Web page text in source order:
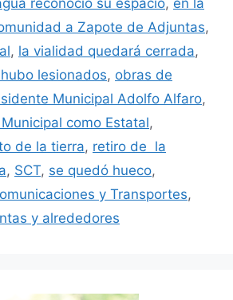
reconoció su espacio, en la
a Zapote de Adjuntas,
, la vialidad quedará cerrada,
lesionados, obras de
Municipal Adolfo Alfaro,
como Estatal,
de la tierra, retiro de la
, SCT, se quedó hueco,
y Transportes,
y alrededores